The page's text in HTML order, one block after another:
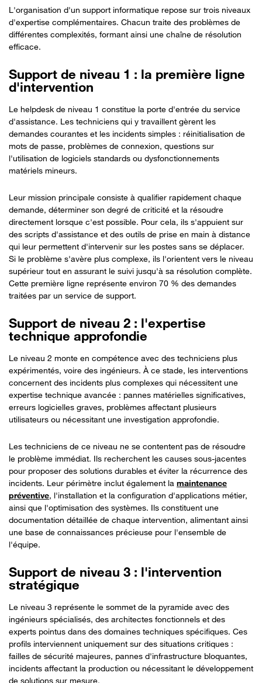
L'organisation d'un support informatique repose sur trois niveaux
d'expertise complémentaires. Chacun traite des problèmes de
différentes complexités, formant ainsi une chaîne de résolution
efficace.
Support de niveau 1 : la première ligne
d'intervention
Le helpdesk de niveau 1 constitue la porte d'entrée du service
d'assistance. Les techniciens qui y travaillent gèrent les
demandes courantes et les incidents simples : réinitialisation de
mots de passe, problèmes de connexion, questions sur
l'utilisation de logiciels standards ou dysfonctionnements
matériels mineurs.
Leur mission principale consiste à qualifier rapidement chaque
demande, déterminer son degré de criticité et la résoudre
directement lorsque c'est possible. Pour cela, ils s'appuient sur
des scripts d'assistance et des outils de prise en main à distance
qui leur permettent d'intervenir sur les postes sans se déplacer.
Si le problème s'avère plus complexe, ils l'orientent vers le niveau
supérieur tout en assurant le suivi jusqu'à sa résolution complète.
Cette première ligne représente environ 70 % des demandes
traitées par un service de support.
Support de niveau 2 : l'expertise
technique approfondie
Le niveau 2 monte en compétence avec des techniciens plus
expérimentés, voire des ingénieurs. À ce stade, les interventions
concernent des incidents plus complexes qui nécessitent une
expertise technique avancée : pannes matérielles significatives,
erreurs logicielles graves, problèmes affectant plusieurs
utilisateurs ou nécessitant une investigation approfondie.
Les techniciens de ce niveau ne se contentent pas de résoudre
le problème immédiat. Ils recherchent les causes sous-jacentes
pour proposer des solutions durables et éviter la récurrence des
incidents. Leur périmètre inclut également la maintenance
préventive, l'installation et la configuration d'applications métier,
ainsi que l'optimisation des systèmes. Ils constituent une
documentation détaillée de chaque intervention, alimentant ainsi
une base de connaissances précieuse pour l'ensemble de
l'équipe.
Support de niveau 3 : l'intervention
stratégique
Le niveau 3 représente le sommet de la pyramide avec des
ingénieurs spécialisés, des architectes fonctionnels et des
experts pointus dans des domaines techniques spécifiques. Ces
profils interviennent uniquement sur des situations critiques :
failles de sécurité majeures, pannes d'infrastructure bloquantes,
incidents affectant la production ou nécessitant le développement
de solutions sur mesure.